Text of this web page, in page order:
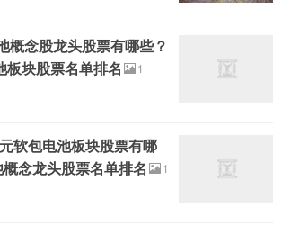
概念股龙头股票有哪些？
板块股票名单排名
1
软包电池板块股票有哪
念龙头股票名单排名
1